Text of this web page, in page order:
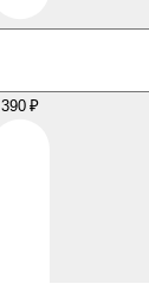
390 ₽